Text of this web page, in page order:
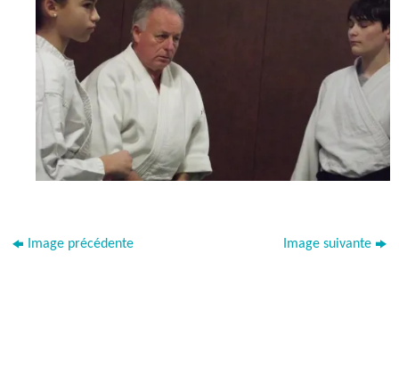
Image précédente Image suivante